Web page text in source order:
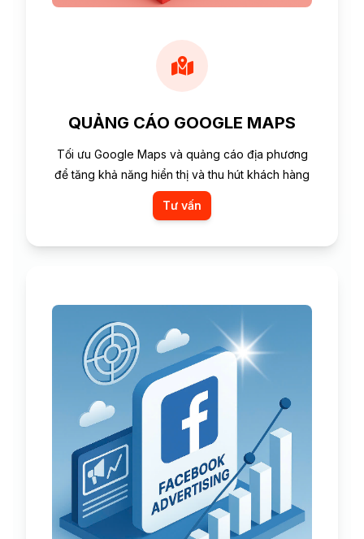
QUẢNG CÁO GOOGLE MAPS
Tối ưu Google Maps và quảng cáo địa phương
để tăng khả năng hiển thị và thu hút khách hàng
Tư vấn